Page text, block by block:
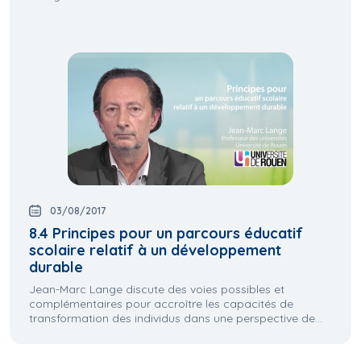
03/08/2017
8.4 Principes pour un parcours éducatif
scolaire relatif à un développement
durable
Jean-Marc Lange discute des voies possibles et
complémentaires pour accroître les capacités de
transformation des individus dans une perspective de...